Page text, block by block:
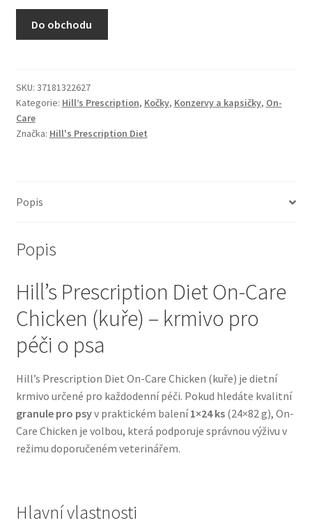
N&D Farmina pro kočky — Italské holistic krmivo
Pamlsky pro kočky
Purizon pro kočky
Škrabadla pro kočky
Boudy a výběhy
Bozita pro psy — Švédské krmivo s nordickou kvalitou
Brit pro psy
Granule pro psy
Natural Trainer pro psy — Italské krmivo s
Happy Dog — Německá kvalita a přirozené složení
Do obchodu
SKU: 37181322627
Kategorie: Hill’s Prescription, Kočky, Konzervy a kapsičky, On-
Care
Značka: Hill's Prescription Diet
Popis
Popis
Hill’s Prescription Diet On-Care
Chicken (kuře) – krmivo pro
péči o psa
Hill’s Prescription Diet On-Care Chicken (kuře) je dietní
krmivo určené pro každodenní péči. Pokud hledáte kvalitní
granule pro psyv praktickém balení1×24 ks(24×82 g), On-
Care Chicken je volbou, která podporuje správnou výživu v
režimu doporučeném veterinářem.
Hlavní vlastnosti